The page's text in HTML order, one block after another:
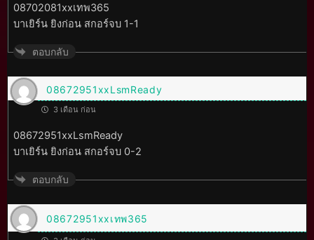
08702081xxเทพ365
บาเยิร์น ยิงก่อน สกอร์จบ 1-1
ตอบกลับ
08672951xxLsmReady
3 เดือน ก่อน
08672951xxLsmReady
บาเยิร์น ยิงก่อน สกอร์จบ 0-2
ตอบกลับ
08672951xxเทพ365